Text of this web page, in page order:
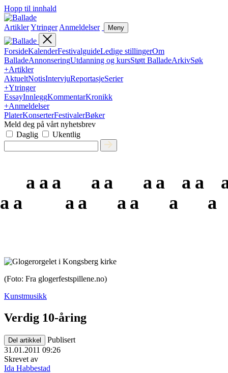
Hopp til innhald
ArtiklerYtringer Anmeldelser Meny
ForsideKalenderFestivalguideLedige stillingerOm
BalladeAnnonseringUtdanning og kursStøtt BalladeArkivSøk
+Artikler
AktueltNotisIntervjuReportasjeSerier
+Ytringer
EssayInnleggKommentarKronikk
+Anmeldelser
PlaterKonserterFestivalerBøker
Meld deg på vårt nyhetsbrev
Daglig
Ukentlig
a
a
a
a
a
a
(Foto: Fra glogerfestspillene.no)
Kunstmusikk
Verdig 10-åring
Del artikkel
Publisert
31.01.2011 09:26
Skrevet av
Ida Habbestad